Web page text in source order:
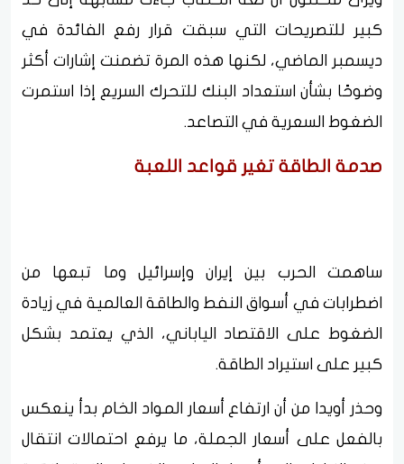
كبير للتصريحات التي سبقت قرار رفع الفائدة في
ديسمبر الماضي، لكنها هذه المرة تضمنت إشارات أكثر
وضوحًا بشأن استعداد البنك للتحرك السريع إذا استمرت
الضغوط السعرية في التصاعد.
صدمة الطاقة تغير قواعد اللعبة
ساهمت الحرب بين إيران وإسرائيل وما تبعها من
اضطرابات في أسواق النفط والطاقة العالمية في زيادة
الضغوط على الاقتصاد الياباني، الذي يعتمد بشكل
كبير على استيراد الطاقة.
وحذر أويدا من أن ارتفاع أسعار المواد الخام بدأ ينعكس
بالفعل على أسعار الجملة، ما يرفع احتمالات انتقال